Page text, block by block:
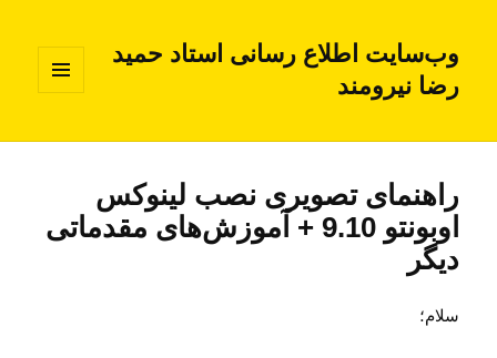
وب‌سایت اطلاع رسانی استاد حمید
رضا نیرومند
راهنمای تصویری نصب لینوکس
اوبونتو 9.10 + آموزش‌های مقدماتی
دیگر
سلام؛